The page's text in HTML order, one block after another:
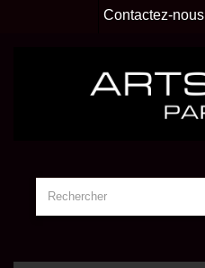
Contactez-nous